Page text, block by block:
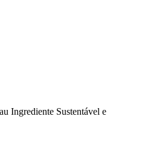
Ingrediente Sustentável e